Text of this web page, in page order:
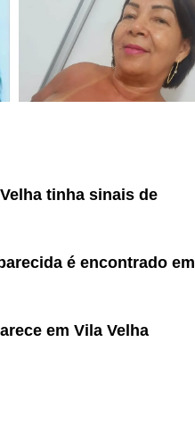
tinha sinais de
é encontrado em
em Vila Velha